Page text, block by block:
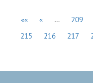
«« « … 209
215
216 217